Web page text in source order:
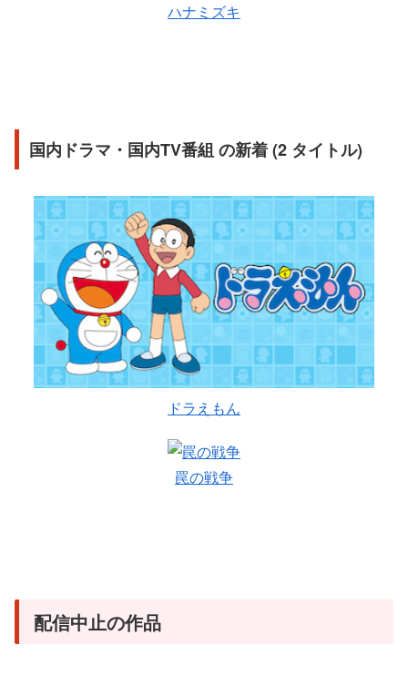
ハナミズキ
国内ドラマ・国内TV番組 の新着 (2 タイトル)
ドラえもん
罠の戦争
配信中止の作品